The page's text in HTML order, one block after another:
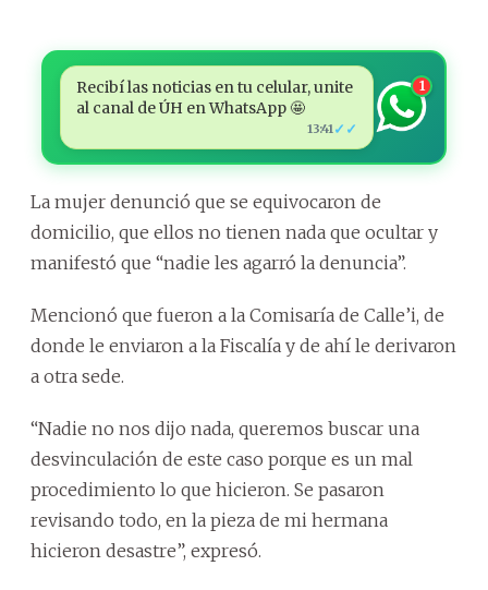
Recibí las noticias en tu celular, unite
al canal de ÚH en WhatsApp 🤩
13:41 ✓✓
1
La mujer denunció que se equivocaron de
domicilio, que ellos no tienen nada que ocultar y
manifestó que “nadie les agarró la denuncia”.
Mencionó que fueron a la Comisaría de Calle’i, de
donde le enviaron a la Fiscalía y de ahí le derivaron
a otra sede.
“Nadie no nos dijo nada, queremos buscar una
desvinculación de este caso porque es un mal
procedimiento lo que hicieron. Se pasaron
revisando todo, en la pieza de mi hermana
hicieron desastre”, expresó.